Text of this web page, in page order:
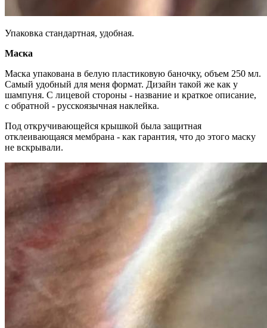
Упаковка стандартная, удобная.
Маска
Маска упакована в белую пластиковую баночку, объем 250 мл.
Самый удобный для меня формат. Дизайн такой же как у
шампуня. С лицевой стороны - название и краткое описание,
с обратной - русскоязычная наклейка.
Под откручивающейся крышкой была защитная
отклеивающаяся мембрана - как гарантия, что до этого маску
не вскрывали.